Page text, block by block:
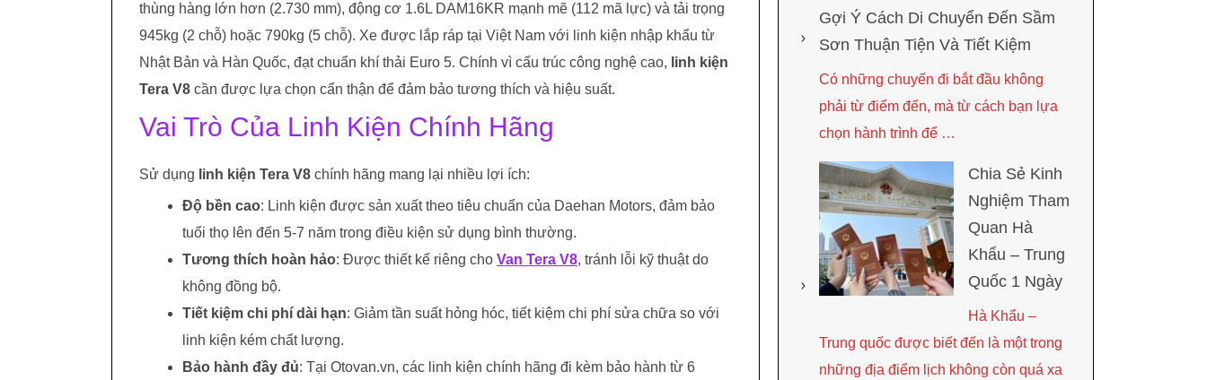
thùng hàng lớn hơn (2.730 mm), động cơ 1.6L DAM16KR mạnh mẽ (112 mã lực) và tải trọng
945kg (2 chỗ) hoặc 790kg (5 chỗ). Xe được lắp ráp tại Việt Nam với linh kiện nhập khẩu từ
Nhật Bản và Hàn Quốc, đạt chuẩn khí thải Euro 5. Chính vì cấu trúc công nghệ cao, linh kiện
Tera V8 cần được lựa chọn cẩn thận để đảm bảo tương thích và hiệu suất.
Vai Trò Của Linh Kiện Chính Hãng
Sử dụng linh kiện Tera V8 chính hãng mang lại nhiều lợi ích:
Độ bền cao: Linh kiện được sản xuất theo tiêu chuẩn của Daehan Motors, đảm bảo
tuổi thọ lên đến 5-7 năm trong điều kiện sử dụng bình thường.
Tương thích hoàn hảo: Được thiết kế riêng cho Van Tera V8, tránh lỗi kỹ thuật do
không đồng bộ.
Tiết kiệm chi phí dài hạn: Giảm tần suất hỏng hóc, tiết kiệm chi phí sửa chữa so với
linh kiện kém chất lượng.
Bảo hành đầy đủ: Tại Otovan.vn, các linh kiện chính hãng đi kèm bảo hành từ 6
Gợi Ý Cách Di Chuyển Đến Sầm
Sơn Thuận Tiện Và Tiết Kiệm
Có những chuyến đi bắt đầu không
phải từ điểm đến, mà từ cách bạn lựa
chọn hành trình để …
Chia Sẻ Kinh
Nghiệm Tham
Quan Hà
Khẩu – Trung
Quốc 1 Ngày
Hà Khẩu –
Trung quốc được biết đến là một trong
những địa điểm lịch không còn quá xa